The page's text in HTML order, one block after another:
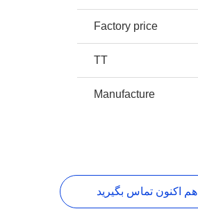
Factory price
TT
Manufacture
هم اکنون تماس بگیرید